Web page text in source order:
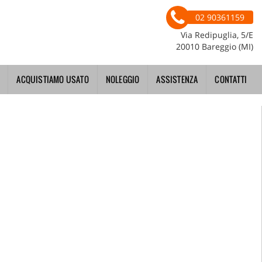
02 90361159
Via Redipuglia, 5/E
20010 Bareggio (MI)
ACQUISTIAMO USATO NOLEGGIO ASSISTENZA CONTATTI